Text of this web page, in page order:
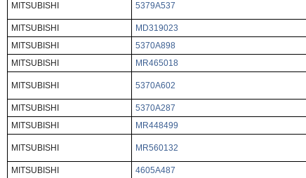
MITSUBISHI 5379A537
MITSUBISHI
MD319023
MITSUBISHI
5370A898
MITSUBISHI
MR465018
MITSUBISHI 5370A602
MITSUBISHI
5370A287
MITSUBISHI
MR448499
MITSUBISHI MR560132
MITSUBISHI
4605A487